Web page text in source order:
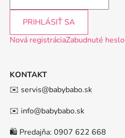
PRIHLÁSIŤ SA
Nová registráciaZabudnuté heslo
KONTAKT
✉️ servis@babybabo.sk
✉️ info@babybabo.sk
🛍️ Predajňa: 0907 622 668